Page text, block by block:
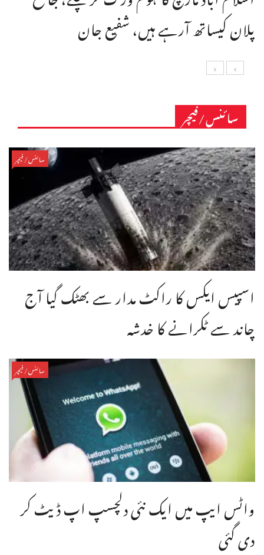
پلان کیساتھ آرہے ہیں، شفیع جان
سائنس/فیچر
سائنس/فیچر
اسپیس ایکس کا راکٹ مدار سے بھٹک گیا آج
چاند سے ٹکرانے کا خدشہ
سائنس/فیچر
واٹس ایپ میں ایک نئی دلچسپ اپ ڈیٹ کر
دی گئی